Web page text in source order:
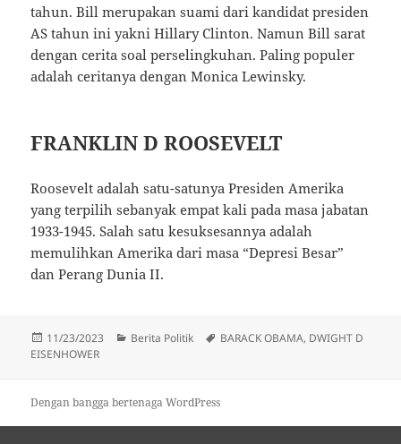
tahun. Bill merupakan suami dari kandidat presiden
AS tahun ini yakni Hillary Clinton. Namun Bill sarat
dengan cerita soal perselingkuhan. Paling populer
adalah ceritanya dengan Monica Lewinsky.
FRANKLIN D ROOSEVELT
Roosevelt adalah satu-satunya Presiden Amerika
yang terpilih sebanyak empat kali pada masa jabatan
1933-1945. Salah satu kesuksesannya adalah
memulihkan Amerika dari masa “Depresi Besar”
dan Perang Dunia II.
Diposkan
pada
11/23/2023 Kategori
Berita Politik Tag
BARACK OBAMA, DWIGHT D
EISENHOWER
Dengan bangga bertenaga WordPress